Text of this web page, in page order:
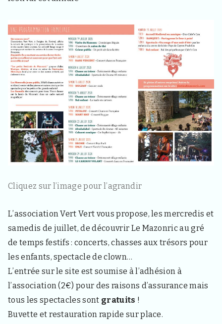
l
a
c
o
m
m
u
n
e
d
e
S
a
i
n
t
a
4
3
4
,
p
u
r
e
Cliquez sur l’image pour l’agrandir
L’association Vert Vert vous propose, les mercredis et
samedis de juillet, de découvrir Le Mazonric au gré
de temps festifs : concerts, chasses aux trésors pour
les enfants, spectacle de clown…
L’entrée sur le site est soumise à l’adhésion à
l’association (2€) pour des raisons d’assurance mais
tous les spectacles sont gratuits !
Buvette et restauration rapide sur place.